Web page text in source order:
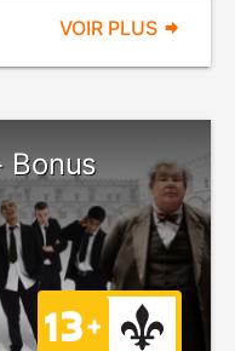
VOIR PLUS
Bonus